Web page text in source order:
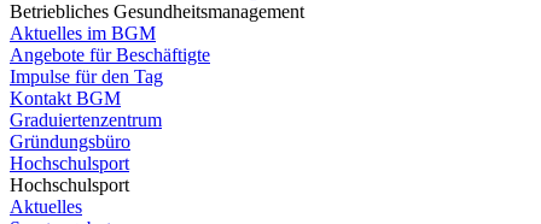
Betriebliches Gesundheitsmanagement
Aktuelles im BGM
Angebote für Beschäftigte
Impulse für den Tag
Kontakt BGM
Graduiertenzentrum
Gründungsbüro
Hochschulsport
Hochschulsport
Aktuelles